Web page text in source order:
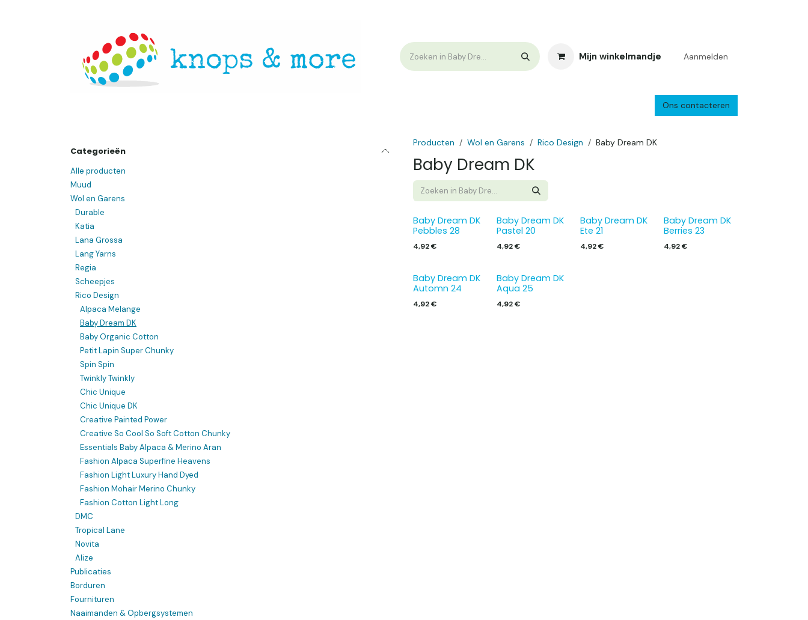
Mijn winkelmandje Aanmelden
Parkeren Bedrijf Verzenden en
Ons contacteren
Categorieën
Alle producten
Muud
Wol en Garens
Durable
Katia
Lana Grossa
Lang Yarns
Regia
Scheepjes
Rico Design
Alpaca Melange
Baby Dream DK
Baby Organic Cotton
Petit Lapin Super Chunky
Spin Spin
Twinkly Twinkly
Chic Unique
Chic Unique DK
Creative Painted Power
Creative So Cool So Soft Cotton Chunky
Essentials Baby Alpaca & Merino Aran
Fashion Alpaca Superfine Heavens
Fashion Light Luxury Hand Dyed
Fashion Mohair Merino Chunky
Fashion Cotton Light Long
DMC
Tropical Lane
Novita
Alize
Publicaties
Borduren
Fournituren
Naaimanden & Opbergsystemen
Producten Wol en Garens Rico Design Baby Dream DK
Baby Dream DK
Baby Dream DK
Pebbles 28
4,92€
Baby Dream DK
Pastel 20
4,92€
Baby Dream DK
Ete 21
4,92€
Baby Dream DK
Berries 23
4,92€
Baby Dream DK
Automn 24
4,92€
Baby Dream DK
Aqua 25
4,92€